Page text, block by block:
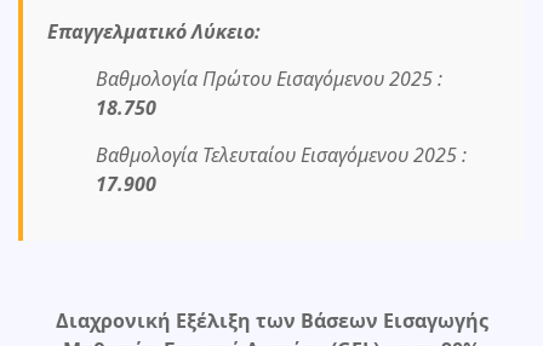
Επαγγελματικό Λύκειο:
Βαθμολογία Πρώτου Εισαγόμενου 2025 :
18.750
Βαθμολογία Τελευταίου Εισαγόμενου 2025 :
17.900
Διαχρονική Εξέλιξη των Βάσεων Εισαγωγής